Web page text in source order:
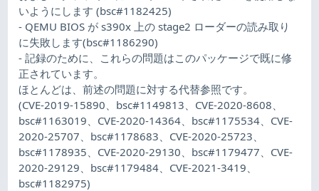
いようにします (bsc#1182425)
- QEMU BIOS が s390x 上の stage2 ローダーの読み取り
に失敗します(bsc#1186290)
- 記録のために、これらの問題はこのパッケージで既に修
正されています。
ほとんどは、前述の問題に対する代替参照です。
(CVE-2019-15890、bsc#1149813、CVE-2020-8608、
bsc#1163019、CVE-2020-14364、bsc#1175534、CVE-
2020-25707、bsc#1178683、CVE-2020-25723、
bsc#1178935、CVE-2020-29130、bsc#1179477、CVE-
2020-29129、bsc#1179484、CVE-2021-3419、
bsc#1182975)